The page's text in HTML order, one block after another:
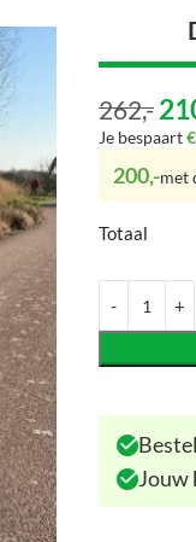
262,-
Je bespaart
200,-met
Totaal
Jouw